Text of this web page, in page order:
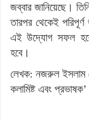
জব্বার জানিয়েছে।
তারপর থেকেই
এই উদ্যোগ সফল
হবে।
লেখক: নজরুল ইসলাম
কলামিষ্ট এবং